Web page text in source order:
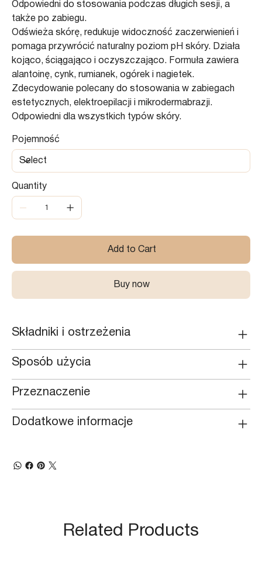
Odpowiedni do stosowania podczas długich sesji, a
także po zabiegu.
Odświeża skórę, redukuje widoczność zaczerwienień i
pomaga przywrócić naturalny poziom pH skóry. Działa
kojąco, ściągająco i oczyszczająco. Formuła zawiera
alantoinę, cynk, rumianek, ogórek i nagietek.
Zdecydowanie polecany do stosowania w zabiegach
estetycznych, elektroepilacji i mikrodermabrazji.
Odpowiedni dla wszystkich typów skóry.
Pojemność
Quantity
Add to Cart
Buy now
Składniki i ostrzeżenia
Sposób użycia
Przeznaczenie
Dodatkowe informacje
Related Products